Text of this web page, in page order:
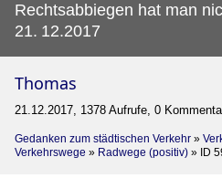
Rechtsabbiegen hat man
21. 12.2017
Thomas
21.12.2017, 1378 Aufrufe, 0
Gedanken zum städtischen Verkehr »
Verkehrswege » Radwege (positiv) » ID